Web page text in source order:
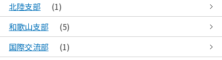
北陸支部
(1)
和歌山支部
(5)
国際交流部
(1)